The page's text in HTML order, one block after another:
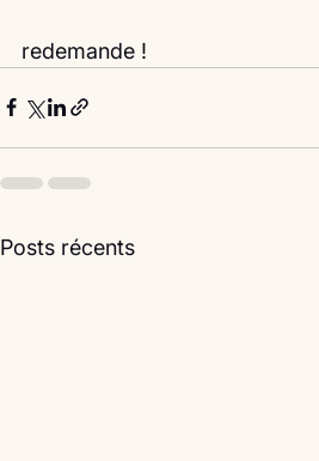
redemande !
Posts récents